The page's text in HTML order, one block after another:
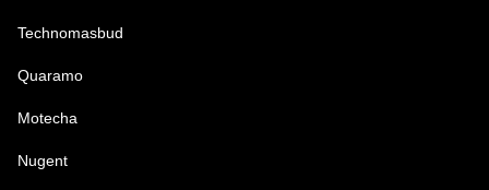
Technomasbud
Quaramo
Motecha
Nugent